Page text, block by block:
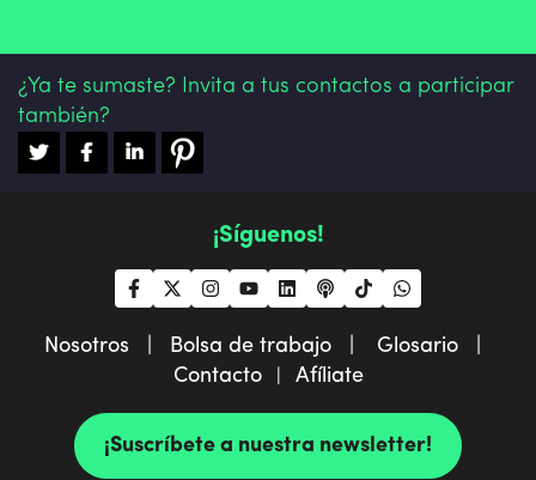
¿Ya te sumaste? Invita a tus contactos a participar
también?
¡Síguenos!
Nosotros | Bolsa de trabajo |
Glosario |
Contacto| Afíliate
¡Suscríbete a nuestra newsletter!